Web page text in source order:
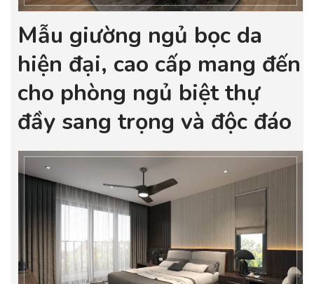
Mẫu giường ngủ bọc da
hiện đại, cao cấp mang đến
cho phòng ngủ biệt thự
đầy sang trọng và độc đáo